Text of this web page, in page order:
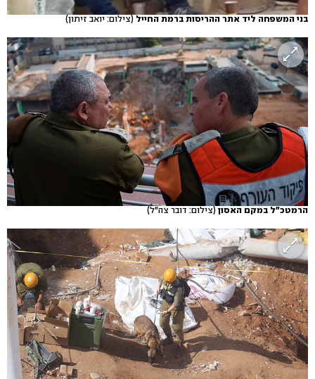
בני המשפחה ליד אתר ההריסות ברמת החייל(צילום: יואב זיתון)
הרמטכ"ל במקם האסון (צילום: דובר צה"ל)